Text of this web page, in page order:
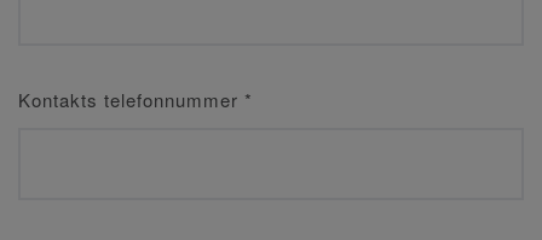
Kontakts telefonnummer *